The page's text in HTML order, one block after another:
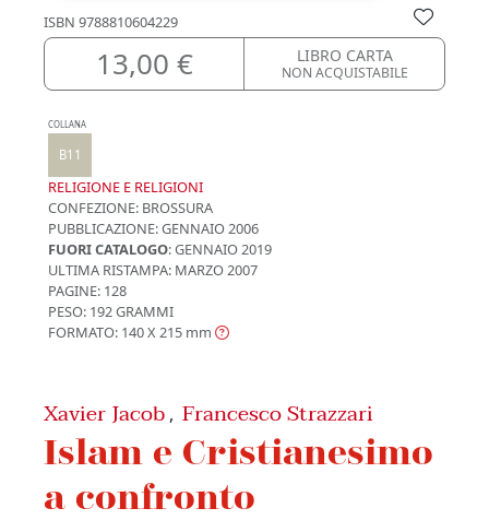
ISBN 9788810604229
13,00 € LIBRO CARTA
NON ACQUISTABILE
COLLANA
B11
RELIGIONE E RELIGIONI
CONFEZIONE: BROSSURA
PUBBLICAZIONE:GENNAIO 2006
FUORI CATALOGO: GENNAIO 2019
ULTIMA RISTAMPA: MARZO 2007
PAGINE: 128
PESO: 192 GRAMMI
FORMATO: 140 X 215 mm
Xavier Jacob , Francesco Strazzari
Islam e Cristianesimo
a confronto